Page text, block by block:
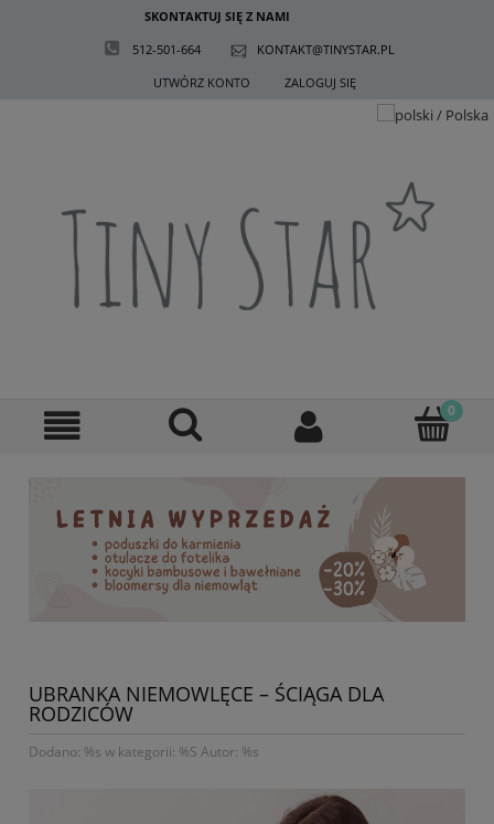
SKONTAKTUJ SIĘ Z NAMI
512-501-664
KONTAKT@TINYSTAR.PL
UTWÓRZ KONTO
ZALOGUJ SIĘ
UBRANKA NIEMOWLĘCE – ŚCIĄGA DLA
RODZICÓW
Dodano: %s w kategorii: %S Autor: %s